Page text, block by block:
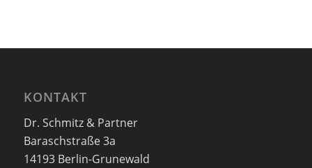
KONTAKT
Dr. Schmitz & Partner
Baraschstraße 3a
14193 Berlin-Grunewald